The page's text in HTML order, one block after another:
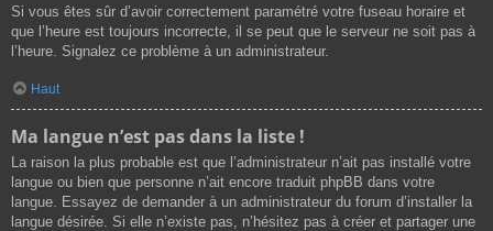
Si vous êtes sûr d’avoir correctement paramétré votre fuseau horaire et
que l’heure est toujours incorrecte, il se peut que le serveur ne soit pas à
l’heure. Signalez ce problème à un administrateur.
Haut
Ma langue n’est pas dans la liste !
La raison la plus probable est que l’administrateur n’ait pas installé votre
langue ou bien que personne n’ait encore traduit phpBB dans votre
langue. Essayez de demander à un administrateur du forum d’installer la
langue désirée. Si elle n’existe pas, n’hésitez pas à créer et partager une